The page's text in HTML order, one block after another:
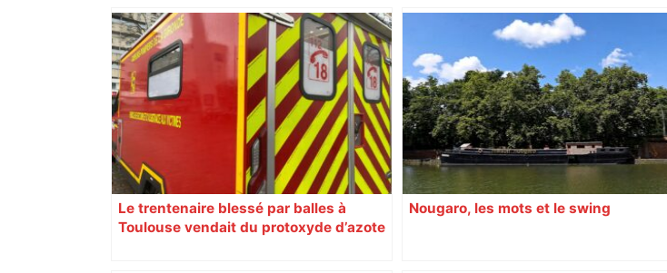
revendiquant surtout son art du jeu en
mouvement, vif et spectaculaire.
Décryptage. Série (4 / 10)
Agriculteurs en colère. Blocages levés,
cas de dermatose en Haute-Garonne :
ce qu'il s'est passé lundi – Actu.fr
Le trentenaire blessé par balles à
Toulouse vendait du protoxyde d’azote
Nougaro, les mots et le swing